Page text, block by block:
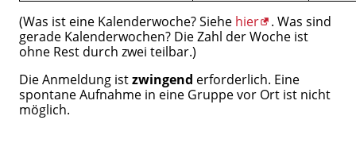
(Was ist eine Kalenderwoche? Siehe hier
. Was sind
gerade Kalenderwochen? Die Zahl der Woche ist
ohne Rest durch zwei teilbar.)
Die Anmeldung istzwingend erforderlich. Eine
spontane Aufnahme in eine Gruppe vor Ort ist nicht
möglich.